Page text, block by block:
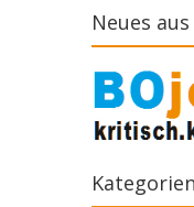
Neues
Kategorien